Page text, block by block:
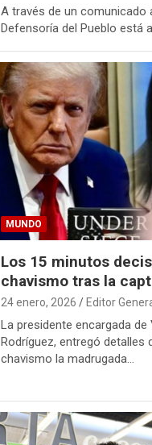
A través de un comunicado
Defensoría del Pueblo está
MUNDO
Los 15 minutos
chavismo tras la
24 enero, 2026 Editor
La presidente encargada de
Rodríguez, entregó detalles
chavismo la madrugada…